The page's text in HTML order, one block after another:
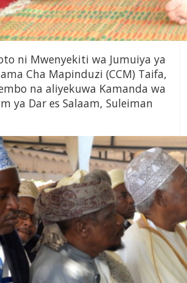
ni Mwenyekiti wa Jumuiya ya
Cha Mapinduzi (CCM) Taifa,
na aliyekuwa Kamanda wa
ya Dar es Salaam, Suleiman